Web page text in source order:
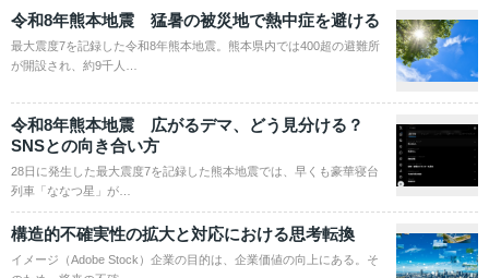
令和8年熊本地震 猛暑の被災地で熱中症を避ける
最大震度7を記録した令和8年熊本地震。熊本県内では400超の避難所
が開設され、約9千人…
令和8年熊本地震 広がるデマ、どう見分ける？
SNSとの向き合い方
28日に発生した最大震度7を記録した熊本地震では、早くも豪華寝台
列車「ななつ星」が…
構造的不確実性の拡大と対応における思考転換
イメージ（Adobe Stock）企業の目的は、企業価値の向上にある。そ